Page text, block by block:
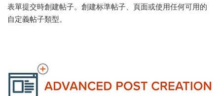
表單提交時創建帖子。創建标準帖子、頁面或使用任何可用的
自定義帖子類型。